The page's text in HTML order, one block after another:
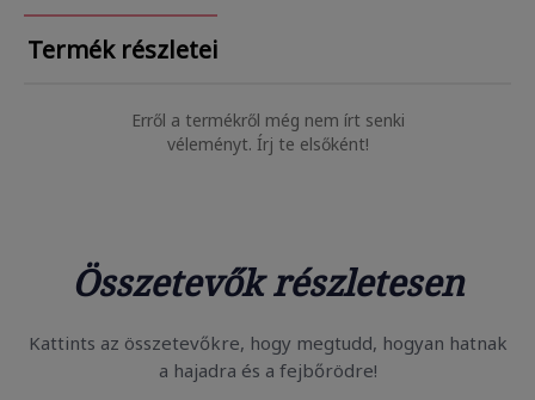
Termék részletei
Erről a termékről még nem írt senki
véleményt. Írj te elsőként!
Összetevők részletesen
Kattints az összetevőkre, hogy megtudd, hogyan hatnak
a hajadra és a fejbőrödre!